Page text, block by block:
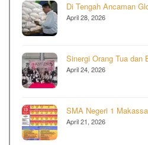
Di Tengah Ancaman
April 28, 2026
Sinergi Orang Tua
April 24, 2026
SMA Negeri 1
April 21, 2026